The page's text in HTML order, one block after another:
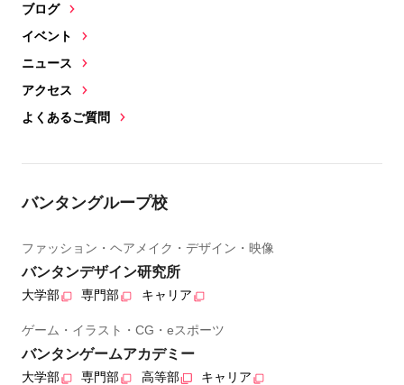
ブログ
イベント
ニュース
アクセス
よくあるご質問
バンタングループ校
ファッション・ヘアメイク・デザイン・映像
バンタンデザイン研究所
大学部 専門部 キャリア
ゲーム・イラスト・CG・eスポーツ
バンタンゲームアカデミー
大学部 専門部 高等部 キャリア